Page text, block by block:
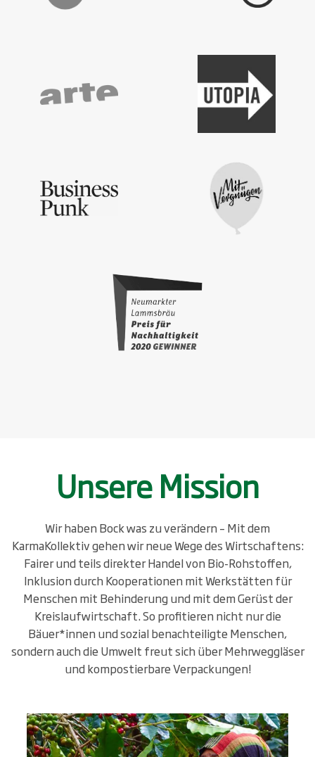
Unsere Mission
Wir haben Bock was zu verändern – Mit dem
KarmaKollektiv gehen wir neue Wege des Wirtschaftens:
Fairer und teils direkter Handel von Bio-Rohstoffen,
Inklusion durch Kooperationen mit Werkstätten für
Menschen mit Behinderung und mit dem Gerüst der
Kreislaufwirtschaft. So profitieren nicht nur die
Bäuer*innen und sozial benachteiligte Menschen,
sondern auch die Umwelt freut sich über Mehrweggläser
und kompostierbare Verpackungen!